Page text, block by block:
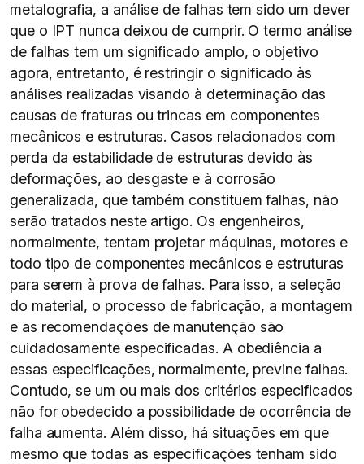
metalografia, a análise de falhas tem sido um dever
que o IPT nunca deixou de cumprir. O termo análise
de falhas tem um significado amplo, o objetivo
agora, entretanto, é restringir o significado às
análises realizadas visando à determinação das
causas de fraturas ou trincas em componentes
mecânicos e estruturas. Casos relacionados com
perda da estabilidade de estruturas devido às
deformações, ao desgaste e à corrosão
generalizada, que também constituem falhas, não
serão tratados neste artigo. Os engenheiros,
normalmente, tentam projetar máquinas, motores e
todo tipo de componentes mecânicos e estruturas
para serem à prova de falhas. Para isso, a seleção
do material, o processo de fabricação, a montagem
e as recomendações de manutenção são
cuidadosamente especificadas. A obediência a
essas especificações, normalmente, previne falhas.
Contudo, se um ou mais dos critérios especificados
não for obedecido a possibilidade de ocorrência de
falha aumenta. Além disso, há situações em que
mesmo que todas as especificações tenham sido